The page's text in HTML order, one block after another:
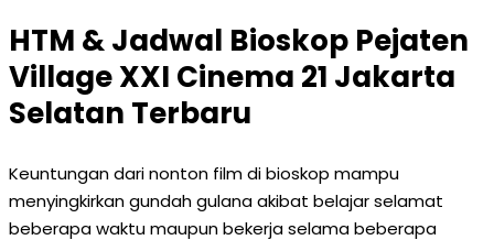
HTM & Jadwal Bioskop Pejaten
Village XXI Cinema 21 Jakarta
Selatan Terbaru
Keuntungan dari nonton film di bioskop mampu
menyingkirkan gundah gulana akibat belajar selamat
beberapa waktu maupun bekerja selama beberapa